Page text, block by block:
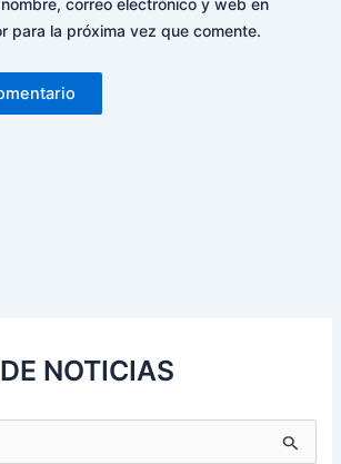
para la próxima vez que comente.
NOTICIAS